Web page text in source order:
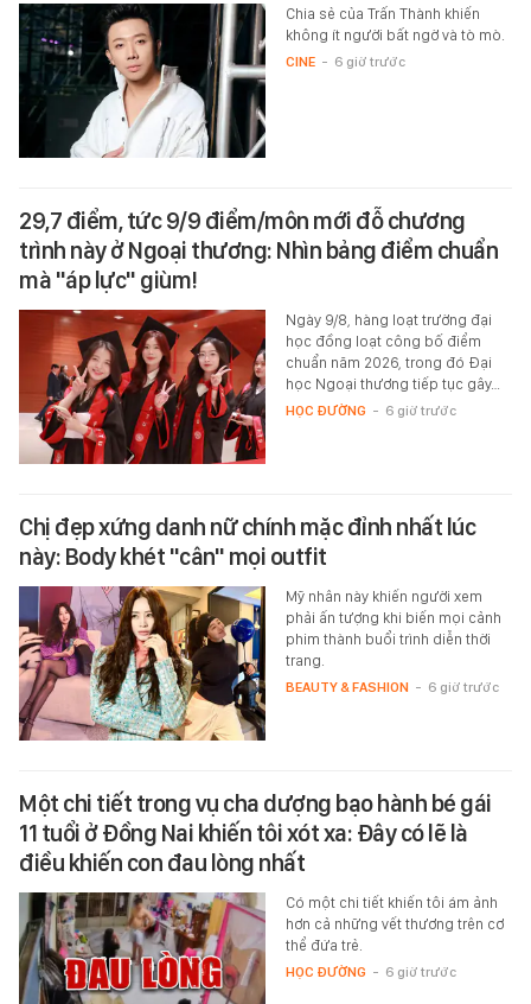
Chia sẻ của Trấn Thành khiến
không ít người bất ngờ và tò mò.
CINE - 6 giờ trước
29,7 điểm, tức 9/9 điểm/môn mới đỗ chương
trình này ở Ngoại thương: Nhìn bảng điểm chuẩn
mà "áp lực" giùm!
Ngày 9/8, hàng loạt trường đại
học đồng loạt công bố điểm
chuẩn năm 2026, trong đó Đại
học Ngoại thương tiếp tục gây…
HỌC ĐƯỜNG - 6 giờ trước
Chị đẹp xứng danh nữ chính mặc đỉnh nhất lúc
này: Body khét "cân" mọi outfit
Mỹ nhân này khiến người xem
phải ấn tượng khi biến mọi cảnh
phim thành buổi trình diễn thời
trang.
BEAUTY & FASHION - 6 giờ trước
Một chi tiết trong vụ cha dượng bạo hành bé gái
11 tuổi ở Đồng Nai khiến tôi xót xa: Đây có lẽ là
điều khiến con đau lòng nhất
Có một chi tiết khiến tôi ám ảnh
hơn cả những vết thương trên cơ
thể đứa trẻ.
HỌC ĐƯỜNG - 6 giờ trước